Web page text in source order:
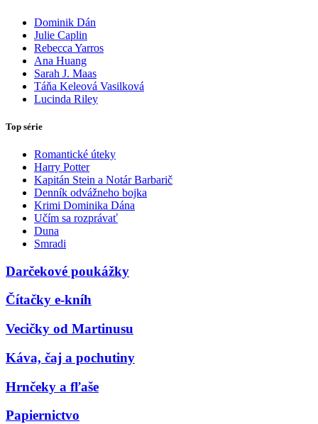
Dominik Dán
Julie Caplin
Rebecca Yarros
Ana Huang
Sarah J. Maas
Táňa Keleová Vasilková
Lucinda Riley
Top série
Romantické úteky
Harry Potter
Kapitán Stein a Notár Barbarič
Denník odvážneho bojka
Krimi Dominika Dána
Učím sa rozprávať
Duna
Smradi
Darčekové poukážky
Čítačky e-kníh
Vecičky od Martinusu
Káva, čaj a pochutiny
Hrnčeky a fľaše
Papiernictvo